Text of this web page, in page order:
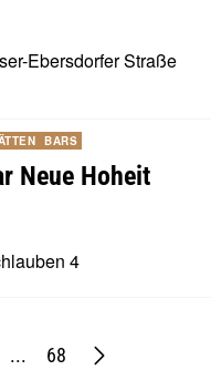
Ebersdorfer Straße
BARS
Neue Hoheit
4
... 68